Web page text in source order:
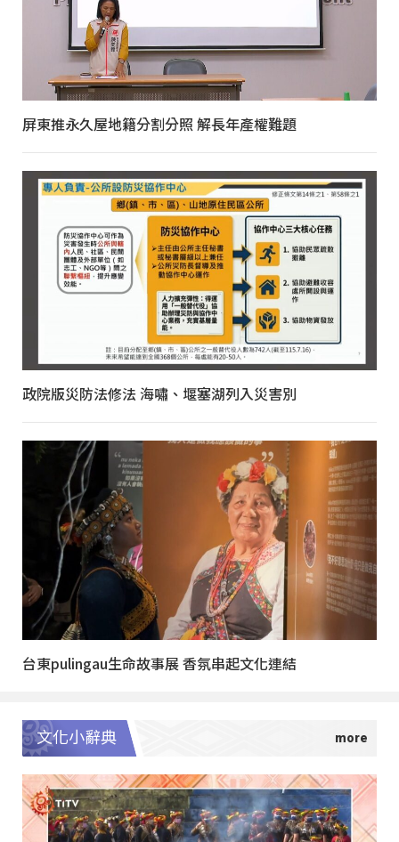
屏東推永久屋地籍分割分照 解長年產權難題
政院版災防法修法 海嘯、堰塞湖列入災害別
台東pulingau生命故事展 香氛串起文化連結
文化小辭典